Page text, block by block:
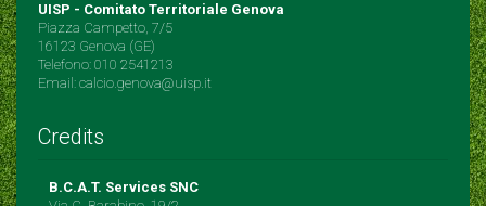
UISP - Comitato Territoriale Genova
Piazza Campetto, 7/5
16123 Genova (GE)
Telefono: 010 2541213
Email: calcio.genova@uisp.it
Credits
B.C.A.T. Services SNC